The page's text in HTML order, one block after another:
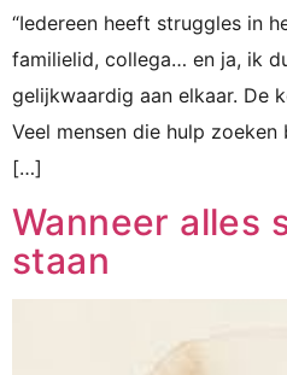
“Iedereen heeft struggles in
familielid, collega… en ja, ik
gelijkwaardig aan elkaar. De
Veel mensen die hulp
[…]
Wanneer alles
staan